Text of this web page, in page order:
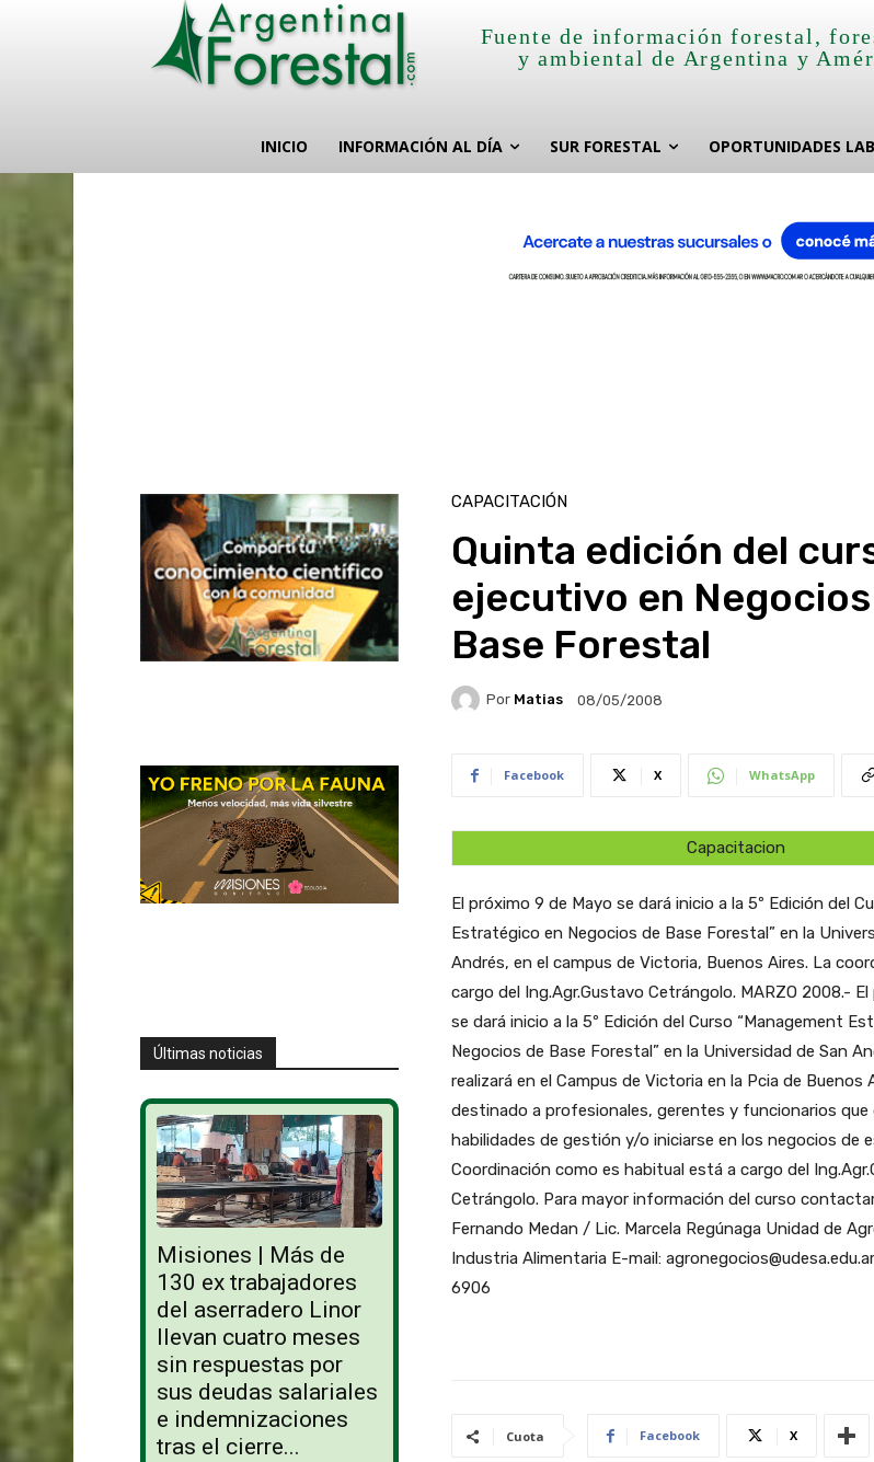
Fuente de información forestal,
y ambiental de Argentina y
INICIO INFORMACIÓN AL DÍA SUR FORESTAL OPORTUNIDADES
Últimas noticias
Misiones | Más de
130 ex trabajadores
del aserradero Linor
llevan cuatro meses
sin respuestas por
sus deudas salariales
e indemnizaciones
tras el cierre...
CAPACITACIÓN
Quinta edición del
ejecutivo en
Base Forestal
Por Matias 08/05/2008
Facebook X WhatsApp
Capacitacion
El próximo 9 de Mayo se dará inicio a la 5º Edición del
Estratégico en Negocios de Base Forestal” en la
Andrés, en el campus de Victoria, Buenos Aires. La
cargo del Ing.Agr.Gustavo Cetrángolo. MARZO 2008.-
se dará inicio a la 5º Edición del Curso “Management
Negocios de Base Forestal” en la Universidad de San
realizará en el Campus de Victoria en la Pcia de Buenos
destinado a profesionales, gerentes y funcionarios que
habilidades de gestión y/o iniciarse en los negocios de
Coordinación como es habitual está a cargo del
Cetrángolo. Para mayor información del curso
Fernando Medan / Lic. Marcela Regúnaga Unidad de
Industria Alimentaria E-mail:
6906
Cuota Facebook X